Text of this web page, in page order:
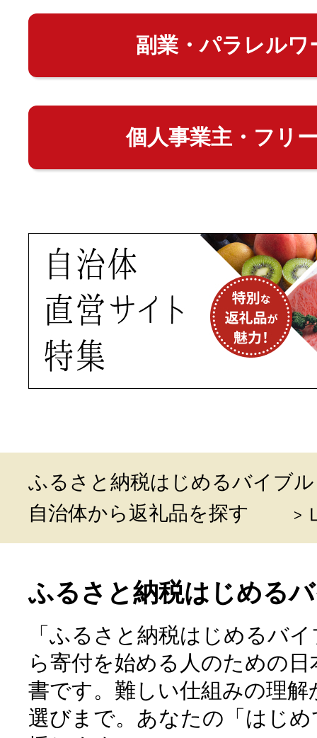
副業・パラレルワ
個人事業主・フリ
ふるさと納税はじめるバイブル
自治体から返礼品を探す
ふるさと納税はじめる
「ふるさと納税はじめるバ
ら寄付を始める人のための
書です。難しい仕組みの理
選びまで。あなたの「はじ